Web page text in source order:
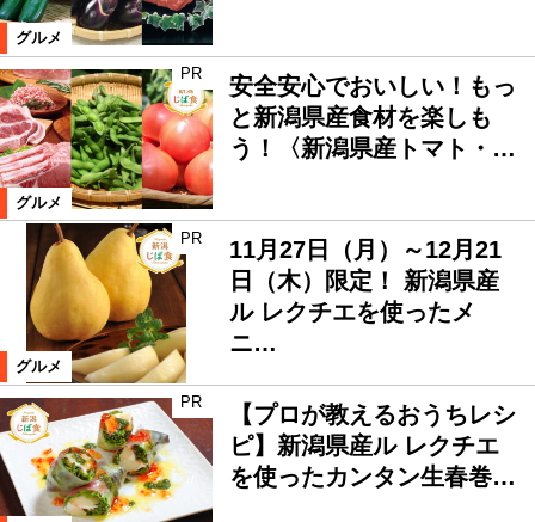
グルメ
グルメ
PR
安全安心でおいしい！もっ
と新潟県産食材を楽しも
う！〈新潟県産トマト・…
グルメ
PR
11月27日（月）～12月21
日（木）限定！ 新潟県産
ル レクチエを使ったメ
ニ…
PR
【プロが教えるおうちレシ
ピ】新潟県産ル レクチエ
を使ったカンタン生春巻…